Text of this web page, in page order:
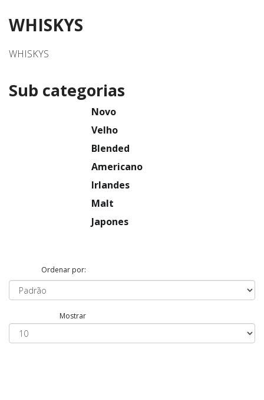
WHISKYS
WHISKYS
Sub categorias
Novo
Velho
Blended
Americano
Irlandes
Malt
Japones
Ordenar por:
Mostrar